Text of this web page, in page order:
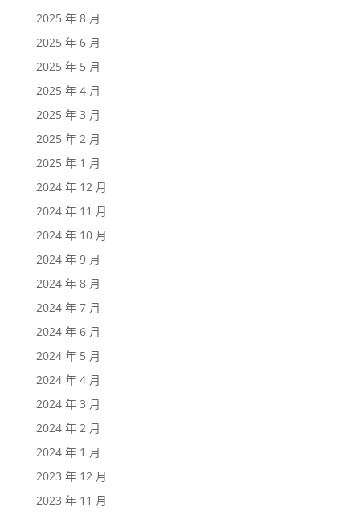
2025 年 8 月
2025 年 6 月
2025 年 5 月
2025 年 4 月
2025 年 3 月
2025 年 2 月
2025 年 1 月
2024 年 12 月
2024 年 11 月
2024 年 10 月
2024 年 9 月
2024 年 8 月
2024 年 7 月
2024 年 6 月
2024 年 5 月
2024 年 4 月
2024 年 3 月
2024 年 2 月
2024 年 1 月
2023 年 12 月
2023 年 11 月